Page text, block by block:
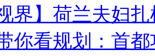
界】荷兰夫妇
你看规划：首